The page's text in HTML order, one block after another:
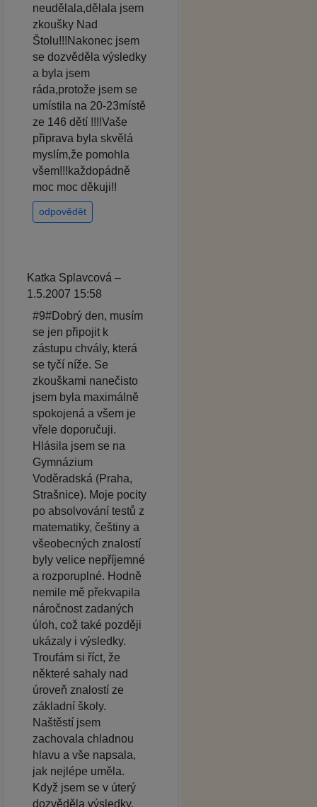
neudělala,dělala jsem
zkoušky Nad
Štolu!!!Nakonec jsem
se dozvěděla výsledky
a byla jsem
ráda,protože jsem se
umístila na 20-23místě
ze 146 dětí !!!!Vaše
připrava byla skvělá
myslím,že pomohla
všem!!!každopádně
moc moc děkuji!!
odpovědět
Katka Splavcová –
1.5.2007 15:58
#9#Dobrý den, musím
se jen připojit k
zástupu chvály, která
se tyčí níže. Se
zkouškami nanečisto
jsem byla maximálně
spokojená a všem je
vřele doporučuji.
Hlásila jsem se na
Gymnázium
Voděradská (Praha,
Strašnice). Moje pocity
po absolvování testů z
matematiky, češtiny a
všeobecných znalostí
byly velice nepříjemné
a rozporuplné. Hodně
nemile mě překvapila
náročnost zadaných
úloh, což také později
ukázaly i výsledky.
Troufám si říct, že
některé sahaly nad
úroveň znalostí ze
základní školy.
Naštěstí jsem
zachovala chladnou
hlavu a vše napsala,
jak nejlépe uměla.
Když jsem se v úterý
dozvěděla výsledky,